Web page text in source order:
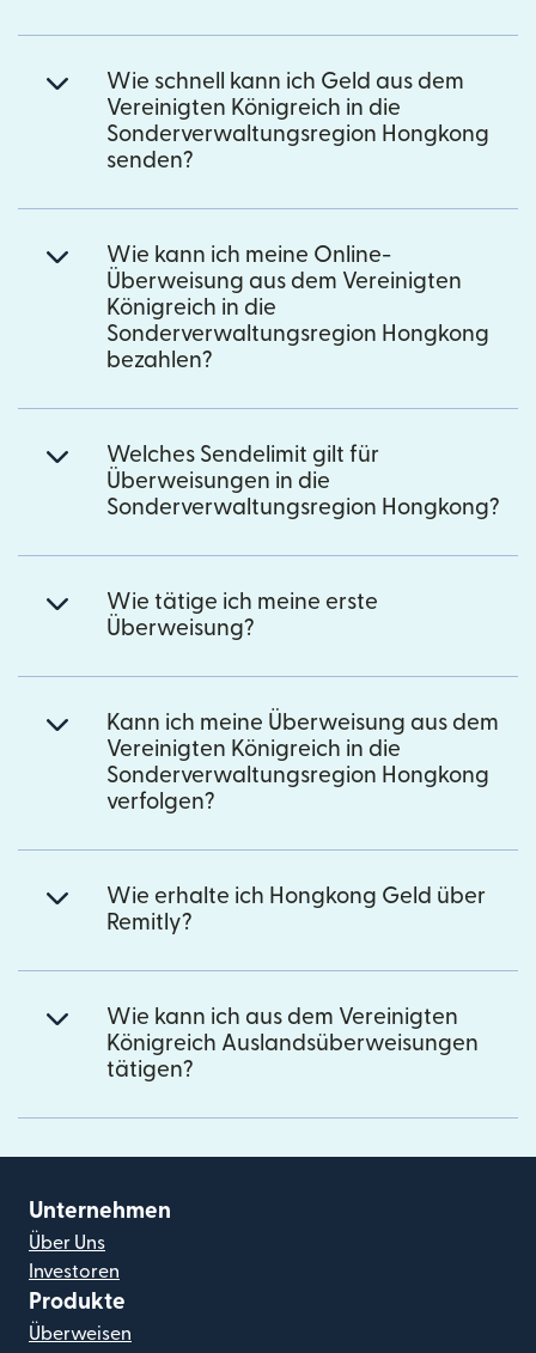
Wie schnell kann ich Geld aus dem
Vereinigten Königreich in die
Sonderverwaltungsregion Hongkong
senden?
Wie kann ich meine Online-
Überweisung aus dem Vereinigten
Königreich in die
Sonderverwaltungsregion Hongkong
bezahlen?
Welches Sendelimit gilt für
Überweisungen in die
Sonderverwaltungsregion Hongkong?
Wie tätige ich meine erste
Überweisung?
Kann ich meine Überweisung aus dem
Vereinigten Königreich in die
Sonderverwaltungsregion Hongkong
verfolgen?
Wie erhalte ich Hongkong Geld über
Remitly?
Wie kann ich aus dem Vereinigten
Königreich Auslandsüberweisungen
tätigen?
Unternehmen
Über Uns
Investoren
Produkte
Überweisen